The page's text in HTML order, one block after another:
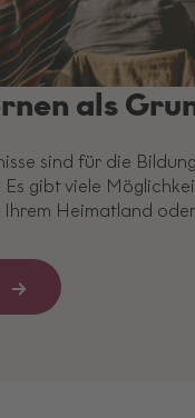
als
sind für die
gibt viele
Ihrem Heimatland